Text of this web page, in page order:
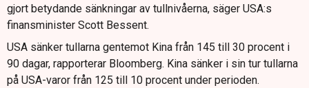
gjort betydande sänkningar av tullnivåerna, säger USA:s
finansminister Scott Bessent.
USA sänker tullarna gentemot Kina från 145 till 30 procent i
90 dagar, rapporterar Bloomberg. Kina sänker i sin tur tullarna
på USA-varor från 125 till 10 procent under perioden.